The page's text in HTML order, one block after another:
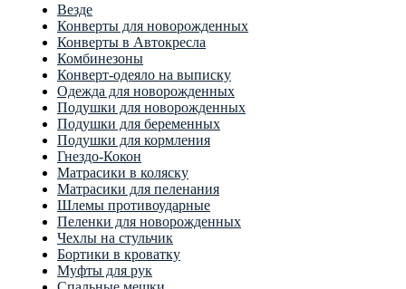
Везде
Конверты для новорожденных
Конверты в Автокресла
Комбинезоны
Конверт-одеяло на выписку
Одежда для новорожденных
Подушки для новорожденных
Подушки для беременных
Подушки для кормления
Гнездо-Кокон
Матрасики в коляску
Матрасики для пеленания
Шлемы противоударные
Пеленки для новорожденных
Чехлы на стульчик
Бортики в кроватку
Муфты для рук